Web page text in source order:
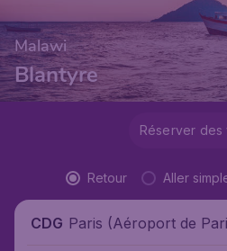
Malawi
Blantyre
Réserver des
Retour Aller
CDG Paris (Aéroport de